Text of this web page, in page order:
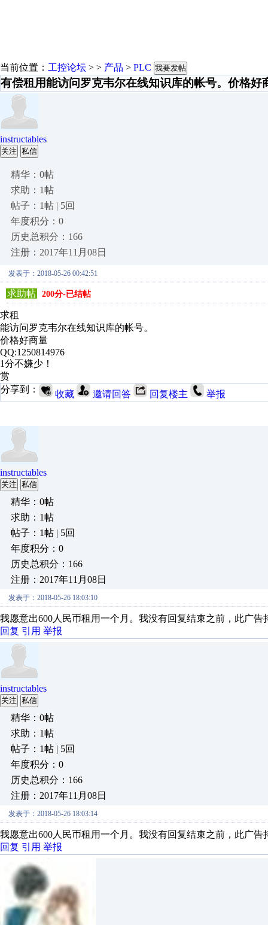
当前位置： 工控论坛 > > 产品 > PLC 我要发帖
有偿租用能访问罗克韦尔在线知识库的帐号。价格好
instructables
关注 私信
精华：0帖
求助：1帖
帖子：1帖 | 5回
年度积分：0
历史总积分：166
注册：2017年11月08日
发表于：2018-05-26 00:42:51
求助帖 200分-已结帖
求租
能访问罗克韦尔在线知识库的帐号。
价格好商量
QQ:1250814976
1分不嫌少！
赏
分享到：
收藏 邀请回答 回复楼主 举报
instructables
关注 私信
精华：0帖
求助：1帖
帖子：1帖 | 5回
年度积分：0
历史总积分：166
注册：2017年11月08日
发表于：2018-05-26 18:03:10
我愿意出600人民币租用一个月。我没有回复结束之前，此广告
回复 引用 举报
instructables
关注 私信
精华：0帖
求助：1帖
帖子：1帖 | 5回
年度积分：0
历史总积分：166
注册：2017年11月08日
发表于：2018-05-26 18:03:14
我愿意出600人民币租用一个月。我没有回复结束之前，此广告
回复 引用 举报